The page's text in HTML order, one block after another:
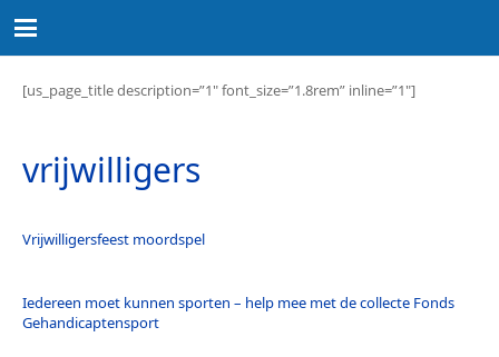
[us_page_title description=”1″ font_size=”1.8rem” inline=”1″]
vrijwilligers
Vrijwilligersfeest moordspel
Iedereen moet kunnen sporten – help mee met de collecte Fonds
Gehandicaptensport